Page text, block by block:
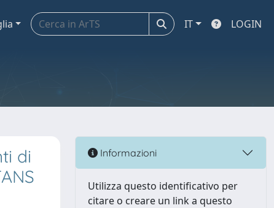
IT LOGIN
di
Informazioni
Utilizza questo identificativo per
citare o creare un link a questo